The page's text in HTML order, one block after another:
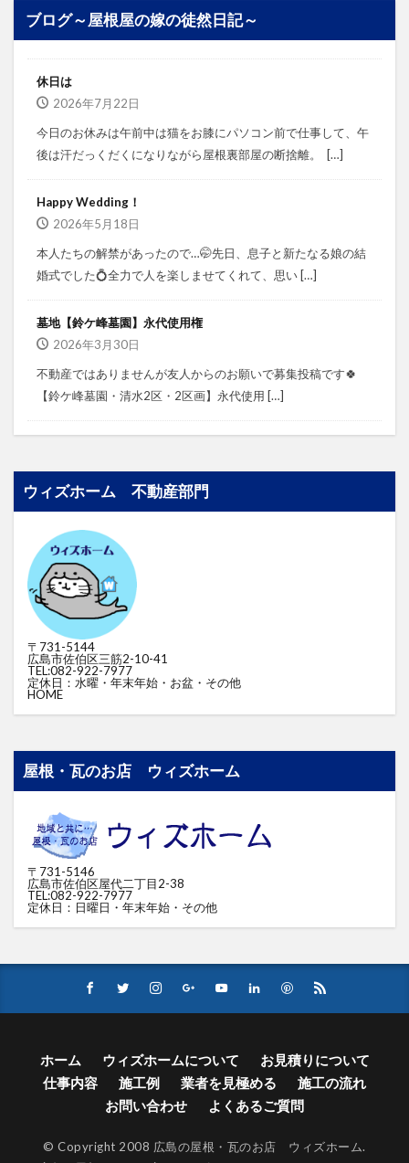
ブログ～屋根屋の嫁の徒然日記～
休日は
2026年7月22日
今日のお休みは午前中は猫をお膝にパソコン前で仕事して、午
後は汗だっくだくになりながら屋根裏部屋の断捨離。⁡ ⁡ […]
Happy Wedding！
2026年5月18日
本人たちの解禁があったので…🤭⁡⁡先日、息子と新たなる娘の結
婚式でした💍⁡⁡⁡全力で人を楽しませてくれて、思い […]
墓地【鈴ケ峰墓園】永代使用権
2026年3月30日
不動産ではありませんが⁡⁡友人からのお願いで募集投稿です🍀
⁡⁡⁡⁡【鈴ケ峰墓園・清水2区・2区画】⁡⁡永代使用 […]
ウィズホーム 不動産部門
〒731-5144
広島市佐伯区三筋2-10-41
TEL:082-922-7977
定休日：水曜・年末年始・お盆・その他
HOME
屋根・瓦のお店 ウィズホーム
〒731-5146
広島市佐伯区屋代二丁目2-38
TEL:082-922-7977
定休日：日曜日・年末年始・その他
ホーム ウィズホームについて
お見積りについて
仕事内容
施工例 業者を見極める
施工の流れ
お問い合わせ
よくあるご質問
© Copyright 2008 広島の屋根・瓦のお店 ウィズホーム.